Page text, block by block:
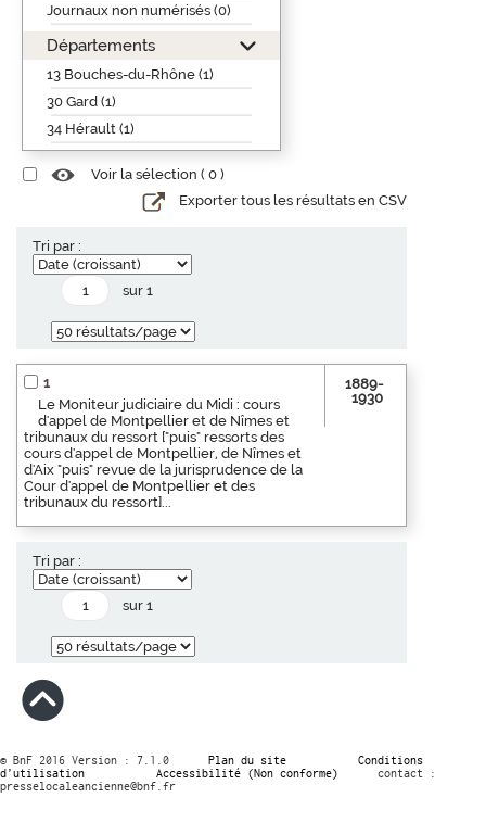
Journaux non numérisés (0)
Départements
13 Bouches-du-Rhône (1)
30 Gard (1)
34 Hérault (1)
Voir la sélection ( 0 )
Exporter tous les résultats en CSV
Tri par :
sur 1
1
Le Moniteur judiciaire du Midi : cours
d'appel de Montpellier et de Nîmes et
tribunaux du ressort ["puis" ressorts des
cours d'appel de Montpellier, de Nîmes et
d'Aix "puis" revue de la jurisprudence de la
Cour d'appel de Montpellier et des
tribunaux du ressort]...
1889-
1930
Tri par :
sur 1
© BnF 2016 Version : 7.1.0 Plan du site
Conditions
d’utilisation
Accessibilité (Non conforme)
contact :
presselocaleancienne@bnf.fr